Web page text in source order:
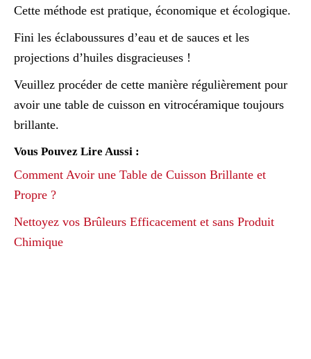
Cette méthode est pratique, économique et écologique.
Fini les éclaboussures d’eau et de sauces et les
projections d’huiles disgracieuses !
Veuillez procéder de cette manière régulièrement pour
avoir une table de cuisson en vitrocéramique toujours
brillante.
Vous Pouvez Lire Aussi :
Comment Avoir une Table de Cuisson Brillante et
Propre ?
Nettoyez vos Brûleurs Efficacement et sans Produit
Chimique